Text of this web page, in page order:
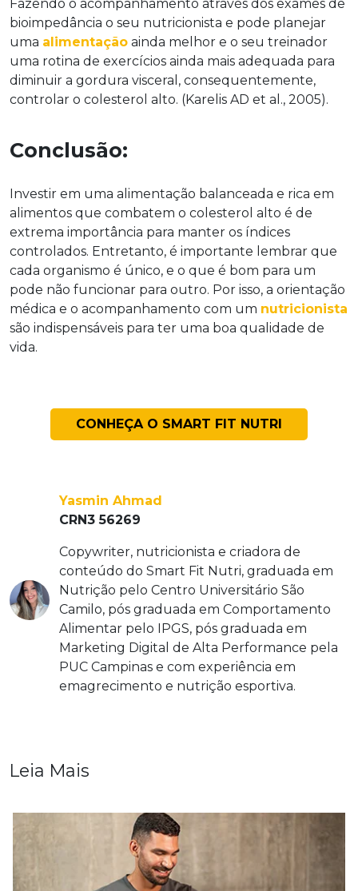
Fazendo o acompanhamento através dos exames de
bioimpedância o seu nutricionista e pode planejar
uma alimentação ainda melhor e o seu treinador
uma rotina de exercícios ainda mais adequada para
diminuir a gordura visceral, consequentemente,
controlar o colesterol alto. (Karelis AD et al., 2005).
Conclusão:
Investir em uma alimentação balanceada e rica em
alimentos que combatem o colesterol alto é de
extrema importância para manter os índices
controlados. Entretanto, é importante lembrar que
cada organismo é único, e o que é bom para um
pode não funcionar para outro. Por isso, a orientação
médica e o acompanhamento com um nutricionista
são indispensáveis para ter uma boa qualidade de
vida.
CONHEÇA O SMART FIT NUTRI
Yasmin Ahmad
CRN3 56269
Copywriter, nutricionista e criadora de
conteúdo do Smart Fit Nutri, graduada em
Nutrição pelo Centro Universitário São
Camilo, pós graduada em Comportamento
Alimentar pelo IPGS, pós graduada em
Marketing Digital de Alta Performance pela
PUC Campinas e com experiência em
emagrecimento e nutrição esportiva.
Leia Mais